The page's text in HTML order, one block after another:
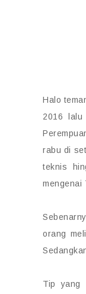
Halo
2016 lalu
rabu di
teknis
mengenai
orang
Tip yang